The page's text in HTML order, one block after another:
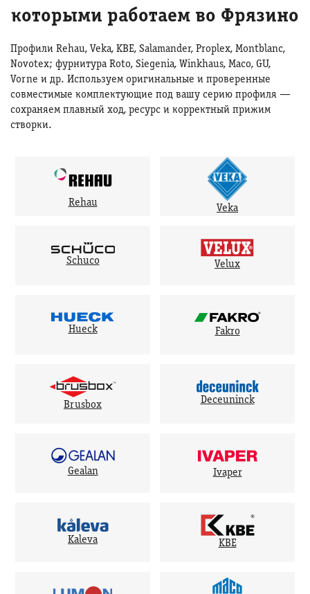
которыми работаем во Фрязино
Профили Rehau, Veka, KBE, Salamander, Proplex, Montblanc,
Novotex; фурнитура Roto, Siegenia, Winkhaus, Maco, GU,
Vorne и др. Используем оригинальные и проверенные
совместимые комплектующие под вашу серию профиля —
сохраняем плавный ход, ресурс и корректный прижим
створки.
Rehau
Veka
Schuco Velux
Hueck Fakro
Brusbox Deceuninck
Gealan Ivaper
Kaleva KBE